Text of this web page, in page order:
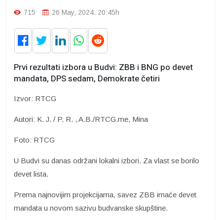
715 26 May, 2024. 20:45h
Prvi rezultati izbora u Budvi: ZBB i BNG po devet
mandata, DPS sedam, Demokrate četiri
Izvor: RTCG
Autori: K. J. / P. R. , A.B./RTCG.me, Mina
Foto: RTCG
U Budvi su danas održani lokalni izbori. Za vlast se borilo
devet lista.
Prema najnovijim projekcijama, savez ZBB imaće devet
mandata u novom sazivu budvanske skupštine.